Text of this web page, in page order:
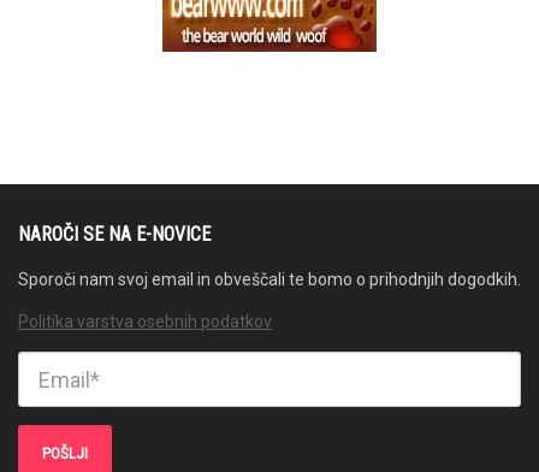
NAROČI SE NA E-NOVICE
Sporoči nam svoj email in obveščali te bomo o prihodnjih dogodkih.
Politika varstva osebnih podatkov